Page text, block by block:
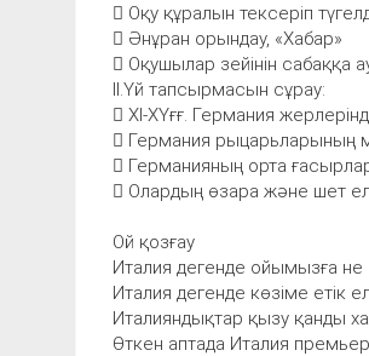
 Оқу құралын тексеріп
 Әнұран орындау, «Хабар»
 Оқушылар зейінін сабаққа
ІІ.Үй тапсырмасын сұрау:
 ХІ-ХҮғғ. Германия
 Германия рыцарьларының
 Германияның орта
 Олардың өзара және шет
Ой қозғау
Италия дегенде ойымызға
Италия дегенде көзіме етік
Италияндықтар қызу қанды
Өткен аптада Италия премьер